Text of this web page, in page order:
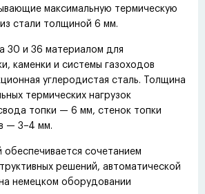
максимальную термическую
стали толщиной 6 мм.
30 и 36 материалом для
каменки и системы газоходов
углеродистая сталь. Толщина
термических нагрузок
топки — 6 мм, стенок топки
— 3−4 мм.
обеспечивается сочетанием
решений, автоматической
немецком оборудовании